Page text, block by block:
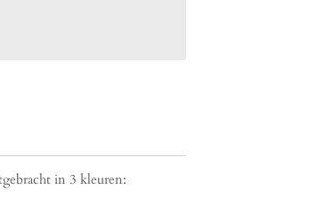
in 3 kleuren: